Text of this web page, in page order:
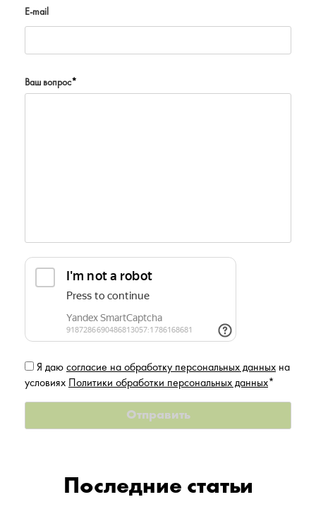
E-mail
Ваш вопрос*
Я даю согласие на обработку персональных данных на
условиях Политики обработки персональных данных*
Последние статьи